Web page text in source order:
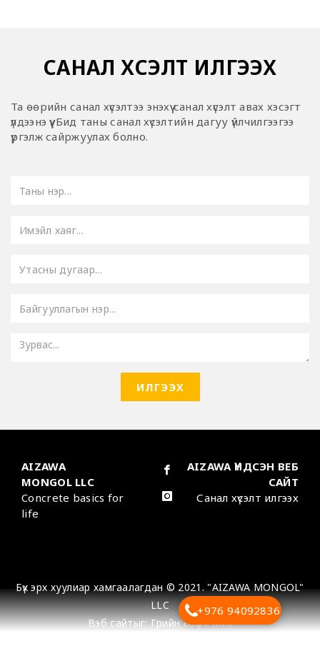
САНАЛ ХҮСЭЛТ ИЛГЭЭХ
Та өөрийн санал хүсэлтээ энэхүү санал хүсэлт авах хэсэгт
үлдээнэ үү. Бид таны санал хүсэлтийн дагуу үйлчилгээгээ
үргэлж сайржуулах болно.
ИЛГЭЭХ
AIZAWA
MONGOL LLC
Concrete basics for
life
AIZAWA ҮНДСЭН ВЕБ
САЙТ
Санал хүсэлт илгээх
Бүх эрх хуулиар хамгаалагдан © 2021. "AIZAWA MONGOL"
LLC
Вэб сайтыг:Грийн софт ХХК
+976 94092836